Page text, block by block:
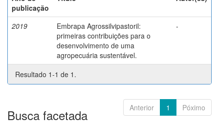
publicação
2019
Embrapa Agrossilvipastoril:
primeiras contribuições para o
desenvolvimento de uma
agropecuária sustentável.
-
Resultado 1-1 de 1.
Anterior 1 Póximo
Busca facetada